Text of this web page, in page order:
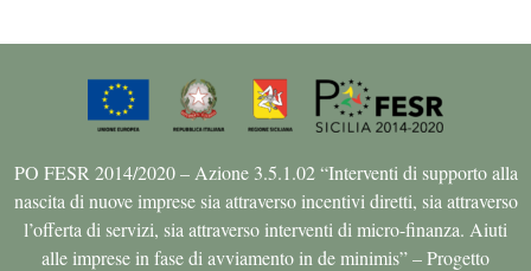
PO FESR 2014/2020 – Azione 3.5.1.02 “Interventi di supporto alla
nascita di nuove imprese sia attraverso incentivi diretti, sia attraverso
l’offerta di servizi, sia attraverso interventi di micro-finanza. Aiuti
alle imprese in fase di avviamento in de minimis” – Progetto